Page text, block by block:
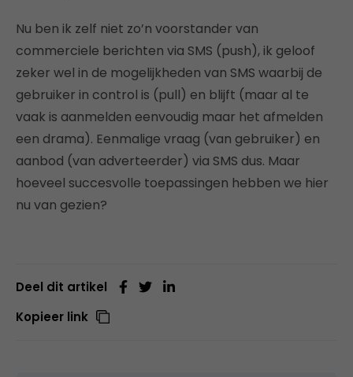
Nu ben ik zelf niet zo’n voorstander van
commerciele berichten via SMS (push), ik geloof
zeker wel in de mogelijkheden van SMS waarbij de
gebruiker in control is (pull) en blijft (maar al te
vaak is aanmelden eenvoudig maar het afmelden
een drama). Eenmalige vraag (van gebruiker) en
aanbod (van adverteerder) via SMS dus. Maar
hoeveel succesvolle toepassingen hebben we hier
nu van gezien?
Deel dit artikel
Kopieer link